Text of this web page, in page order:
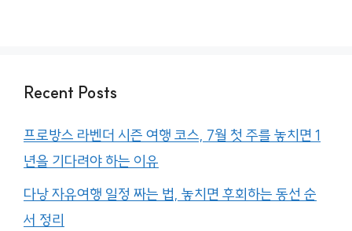
Recent Posts
프로방스 라벤더 시즌 여행 코스, 7월 첫 주를 놓치면 1
년을 기다려야 하는 이유
다낭 자유여행 일정 짜는 법, 놓치면 후회하는 동선 순
서 정리